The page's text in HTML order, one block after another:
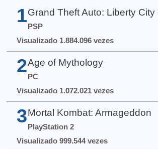
1 Grand Theft Auto: Liberty City
PSP
Visualizado 1.884.096 vezes
2 Age of Mythology
PC
Visualizado 1.072.021 vezes
3 Mortal Kombat: Armageddon
PlayStation 2
Visualizado 999.544 vezes